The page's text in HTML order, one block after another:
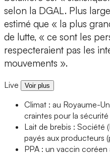
selon la DGAL. Plus
estimé que « la plus
de lutte, « ce sont les
respecteraient pas les
mouvements ».
Live Voir plus
Climat : au Royaume-
craintes pour la sécurité
Lait de brebis : Société
payés aux producteurs
PPA : un vaccin coréen